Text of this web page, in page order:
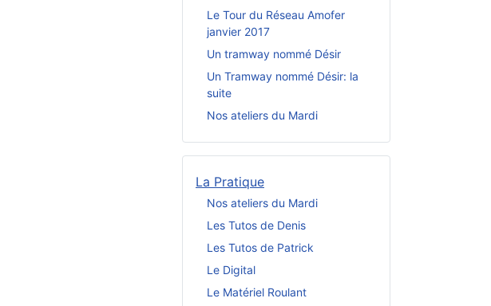
Le Tour du Réseau Amofer
janvier 2017
Un tramway nommé Désir
Un Tramway nommé Désir: la
suite
Nos ateliers du Mardi
La Pratique
Nos ateliers du Mardi
Les Tutos de Denis
Les Tutos de Patrick
Le Digital
Le Matériel Roulant